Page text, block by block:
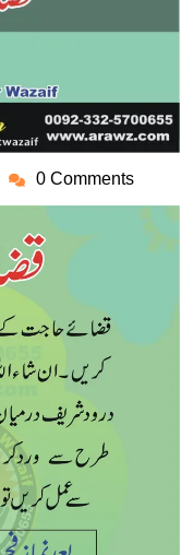
Saad
ur
Rehman
0 Comments